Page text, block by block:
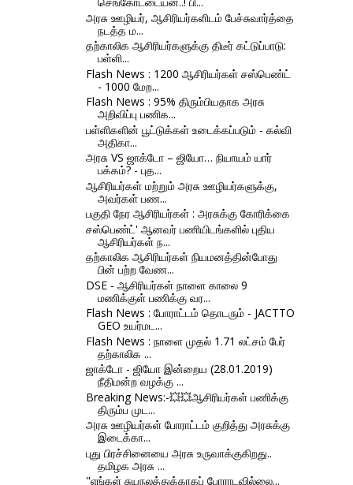
அரசு ஊழியர், ஆசிரியர்களிடம் பேச்சுவார்த்தை
நடத்த ம...
தற்காலிக ஆசிரியர்களுக்கு திடீர் கட்டுப்பாடு:
பள்ளி...
Flash News : 1200 ஆசிரியர்கள் சஸ்பெண்ட்
- 1000 மேற...
Flash News : 95% திரும்பியதாக அரசு
அறிவிப்பு பணிக...
பள்ளிகளின் பூட்டுக்கள் உடைக்கப்படும் - கல்வி
அதிகா...
அரசு VS ஜாக்டோ – ஜியோ… நியாயம் யார்
பக்கம்? - புத...
ஆசிரியர்கள் மற்றும் அரசு ஊழியர்களுக்கு,
அவர்கள் பண...
பகுதி நேர ஆசிரியர்கள் : அரசுக்கு கோரிக்கை
சஸ்பெண்ட்' ஆனவர் பணியிடங்களில் புதிய
ஆசிரியர்கள் ந...
தற்காலிக ஆசிரியர்கள் நியமனத்தின்போது
பின் பற்ற வேண...
DSE - ஆசிரியர்கள் நாளை காலை 9
மணிக்குள் பணிக்கு வர...
Flash News : போராட்டம் தொடரும் - JACTTO
GEO உயர்மட...
Flash News : நாளை முதல் 1.71 லட்சம் பேர்
தற்காலிக ...
ஜாக்டோ - ஜியோ இன்றைய (28.01.2019)
நீதிமன்ற வழக்கு ...
Breaking News:-💥💥ஆசிரியர்கள் பணிக்கு
திரும்ப முட...
அரசு ஊழியர்கள் போராட்டம் குறித்து அரசுக்கு
இடைக்கா...
புது பிரச்சினையை அரசு உருவாக்குகிறது..
தமிழக அரசு ...
"எங்கள் சுயநலத்துக்காகப் போராடவில்லை...